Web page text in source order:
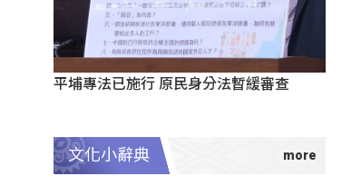
平埔專法已施行 原民身分法暫緩審查
文化小辭典